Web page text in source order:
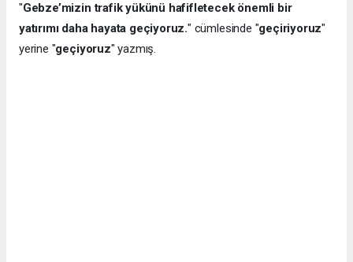
"Gebze’mizin trafik yükünü hafifletecek önemli bir
yatırımı daha hayata geçiyoruz." cümlesinde "geçiriyoruz"
yerine "geçiyoruz" yazmış.